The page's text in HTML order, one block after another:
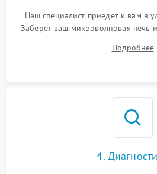
Наш специалист приедет к вам в
Заберет ваш микроволновая печь
Подробнее
4.